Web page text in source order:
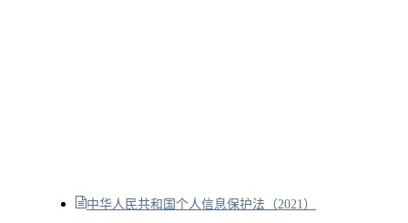
中华人民共和国个人信息保护法（2021）